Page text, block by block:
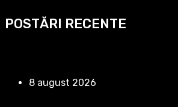
POSTĂRI RECENTE
8 august 2026